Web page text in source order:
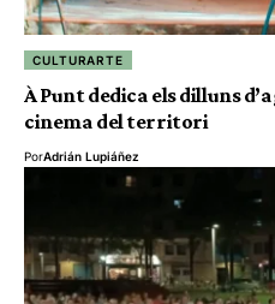
CULTURARTE
À Punt dedica els dilluns
cinema del territori
PorAdrián Lupiáñez